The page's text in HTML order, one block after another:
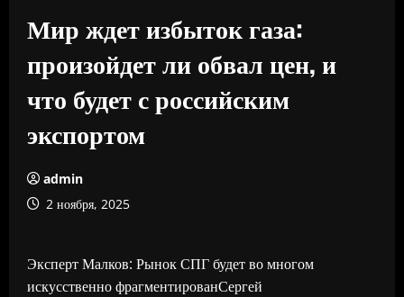
Мир ждет избыток газа:
произойдет ли обвал цен, и
что будет с российским
экспортом
admin
2 ноября, 2025
Эксперт Малков: Рынок СПГ будет во многом
искусственно фрагментированСергей